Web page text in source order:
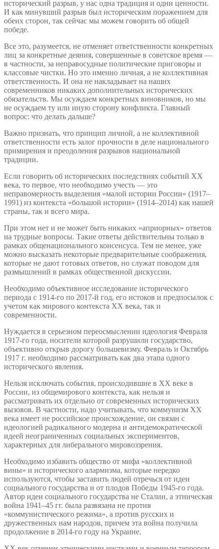
исторический разрыв, у нас одна традиция и одни ценности.
И как минувший разрыв был историческим поражением для
обеих сторон, так сейчас мы можем говорить об общей
победе.
Все это, разумеется, не отменяет ответственности конкретных
лиц за конкретные деяния, совершенные в советское время —
в частности, за неправосудные политические приговоры и
классовые чистки. Но это именно личная, а не коллективная
ответственность. И она не накладывает на наших
современников никаких дополнительных исторических
обязательств. Мы осуждаем конкретных виновников, но мы
не осуждаем ту или иную сторону конфликта. Главный
вопрос: что делать дальше?
Важно признать, что принцип личной, а не коллективной
ответственности есть залог прочности в деле национального
примирения и преодоления разрывов национальной
традиции.
Если говорить об исторических последствиях событий ХХ
века, то первое, что необходимо учесть — это
неправомерность выделения «малой истории России» (1917–
1991) из контекста «большой истории» (1914–2014) как нашей
страны, так и всего мира.
При этом нет и не может быть никаких «априорных» ответов
на трудные вопросы. Такие ответы действительны только в
рамках общенационального консенсуса. Тем не менее, уже
можно высказать некоторые предварительные соображения,
которые не дают готовых ответов, но служат поводом для
размышлений в рамках общественной дискуссии.
Необходимо объективное исследование исторического
периода с 1914-го по 2017-й год, его истоков и предпосылок с
учетом как мирового контекста ХХ века, так и
современности.
Нуждается в серьезном переосмыслении идеология Февраля
1917-го года, носители которой разрушили государство,
объективно открыв дорогу большевизму. Февраль и Октябрь
1917 г. необходимо рассматривать как два этапа одного
исторического явления.
Нельзя исключать события, происходившие в ХХ веке в
России, из общемирового контекста, как нельзя и
рассматривать их отдельно от современных исторических
вызовов. В частности, надо учитывать, что коммунизм ХХ
века имеет не российское происхождение, он связан с
идеологией радикального модерна и антидемократической
идеей неограниченных социальных экспериментов,
характерных для либерального мировоззрения.
Необходимо избавить общество от мифа «коллективной
вины» и исторического алармизма, которые нередко
используются, чтобы заставить людей отречься от идеи
социального государства и от плодов Победы 1945-го года.
Автор идеи социального государства не Сталин, а этническая
война 1941–45 гг. была развязана не против
«коммунистического режима», а против русских и
дружественных нам народов, причем эта война получила
продолжение в 2014-го году на Украине.